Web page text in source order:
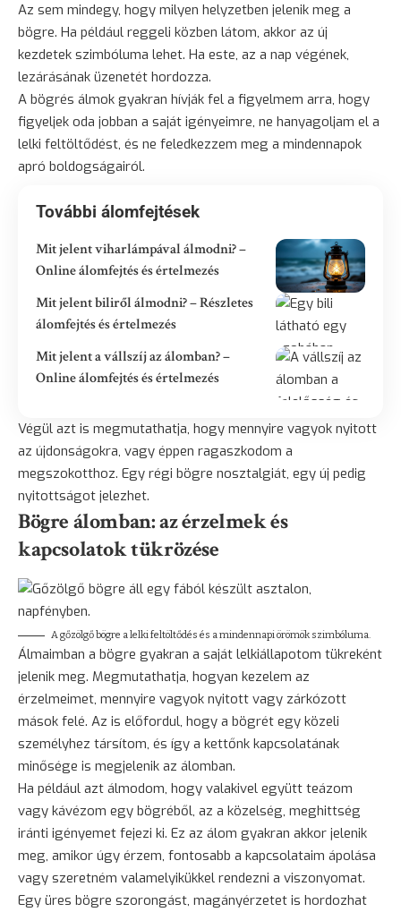
Az sem mindegy, hogy milyen helyzetben jelenik meg a
bögre. Ha például reggeli közben látom, akkor az új
kezdetek szimbóluma lehet. Ha este, az a nap végének,
lezárásának üzenetét hordozza.
A bögrés álmok gyakran hívják fel a figyelmem arra, hogy
figyeljek oda jobban a saját igényeimre, ne hanyagoljam el a
lelki feltöltődést, és ne feledkezzem meg a mindennapok
apró boldogságairól.
További álomfejtések
Mit jelent viharlámpával álmodni? –
Online álomfejtés és értelmezés
Mit jelent biliről álmodni? – Részletes
álomfejtés és értelmezés
Mit jelent a vállszíj az álomban? –
Online álomfejtés és értelmezés
Végül azt is megmutathatja, hogy mennyire vagyok nyitott
az újdonságokra, vagy éppen ragaszkodom a
megszokotthoz. Egy régi bögre nosztalgiát, egy új pedig
nyitottságot jelezhet.
Bögre álomban: az érzelmek és
kapcsolatok tükrözése
A gőzölgő bögre a lelki feltöltődés és a mindennapi örömök szimbóluma.
Álmaimban a bögre gyakran a saját lelkiállapotom tükreként
jelenik meg. Megmutathatja, hogyan kezelem az
érzelmeimet, mennyire vagyok nyitott vagy zárkózott
mások felé. Az is előfordul, hogy a bögrét egy közeli
személyhez társítom, és így a kettőnk kapcsolatának
minősége is megjelenik az álomban.
Ha például azt álmodom, hogy valakivel együtt teázom
vagy kávézom egy bögréből, az a közelség, meghittség
iránti igényemet fejezi ki. Ez az álom gyakran akkor jelenik
meg, amikor úgy érzem, fontosabb a kapcsolataim ápolása
vagy szeretném valamelyikükkel rendezni a viszonyomat.
Egy üres bögre szorongást, magányérzetet is hordozhat